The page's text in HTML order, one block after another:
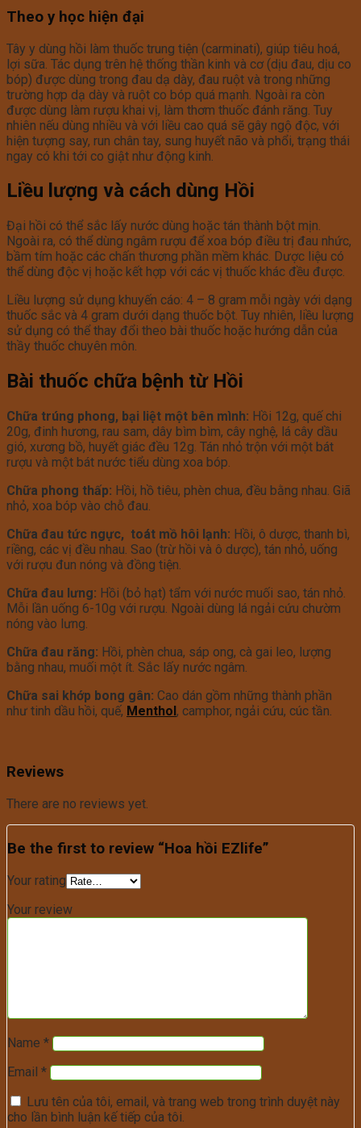
Theo y học hiện đại
Tây y dùng hồi làm thuốc trung tiện (carminati), giúp tiêu hoá,
lợi sữa. Tác dụng trên hệ thống thần kinh và cơ (dịu đau, dịu co
bóp) được dùng trong đau dạ dày, đau ruột và trong những
trường hợp dạ dày và ruột co bóp quá mạnh. Ngoài ra còn
được dùng làm rượu khai vị, làm thơm thuốc đánh răng. Tuy
nhiên nếu dùng nhiều và với liều cao quá sẽ gây ngộ độc, với
hiện tượng say, run chân tay, sung huyết não và phổi, trạng thái
ngay có khi tới co giật như động kinh.
Liều lượng và cách dùng Hồi
Đại hồi có thể sắc lấy nước dùng hoặc tán thành bột mịn.
Ngoài ra, có thể dùng ngâm rượu để xoa bóp điều trị đau nhức,
bầm tím hoặc các chấn thương phần mềm khác. Dược liệu có
thể dùng độc vị hoặc kết hợp với các vị thuốc khác đều được.
Liều lượng sử dụng khuyến cáo: 4 – 8 gram mỗi ngày với dạng
thuốc sắc và 4 gram dưới dạng thuốc bột. Tuy nhiên, liều lượng
sử dụng có thể thay đổi theo bài thuốc hoặc hướng dẫn của
thầy thuốc chuyên môn.
Bài thuốc chữa bệnh từ Hồi
Chữa trúng phong, bại liệt một bên mình: Hồi 12g, quế chi
20g, đinh hương, rau sam, dây bìm bìm, cây nghệ, lá cây dầu
gió, xương bồ, huyết giác đều 12g. Tán nhỏ trộn với một bát
rượu và một bát nước tiểu dùng xoa bóp.
Chữa phong thấp: Hồi, hồ tiêu, phèn chua, đều bằng nhau. Giã
nhỏ, xoa bóp vào chỗ đau.
Chữa đau tức ngực, toát mồ hôi lạnh: Hồi, ô dược, thanh bì,
riềng, các vị đều nhau. Sao (trừ hồi và ô dược), tán nhỏ, uống
với rượu đun nóng và đồng tiện.
Chữa đau lưng: Hồi (bỏ hạt) tẩm với nước muối sao, tán nhỏ.
Mỗi lần uống 6-10g với rượu. Ngoài dùng lá ngải cứu chườm
nóng vào lưng.
Chữa đau răng: Hồi, phèn chua, sáp ong, cà gai leo, lượng
bằng nhau, muối một ít. Sắc lấy nước ngâm.
Chữa sai khớp bong gân: Cao dán gồm những thành phần
như tinh dầu hồi, quế, Menthol , camphor, ngải cứu, cúc tần.
Reviews
There are no reviews yet.
Be the first to review “Hoa hồi EZlife”
Your rating
Your review
Name *
Email *
Lưu tên của tôi, email, và trang web trong trình duyệt này
cho lần bình luận kế tiếp của tôi.